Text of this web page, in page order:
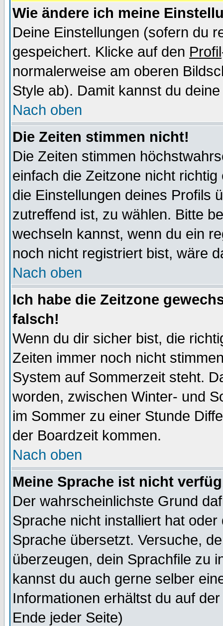
Wie ändere ich meine
Deine Einstellungen (sofern du
gespeichert. Klicke auf den Profil
normalerweise am oberen
Style ab). Damit kannst du
Nach oben
Die Zeiten stimmen nicht!
Die Zeiten stimmen
einfach die Zeitzone nicht
die Einstellungen deines Profils
zutreffend ist, zu wählen. Bitte
wechseln kannst, wenn du ein
noch nicht registriert bist, wäre
Nach oben
Ich habe die Zeitzone
falsch!
Wenn du dir sicher bist, die
Zeiten immer noch nicht
System auf Sommerzeit steht.
worden, zwischen Winter- und
im Sommer zu einer Stunde
der Boardzeit kommen.
Nach oben
Meine Sprache ist nicht
Der wahrscheinlichste Grund
Sprache nicht installiert hat
Sprache übersetzt. Versuche,
überzeugen, dein Sprachfile zu
kannst du auch gerne selber
Informationen erhältst du auf
Ende jeder Seite)